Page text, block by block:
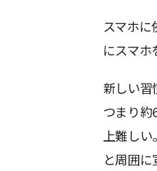
スマホ
にスマホ
新しい習
つまり約
上難し
と周囲